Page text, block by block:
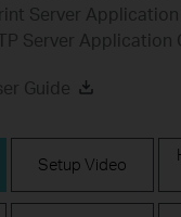
Server
Server Application
Guide
Setup Video